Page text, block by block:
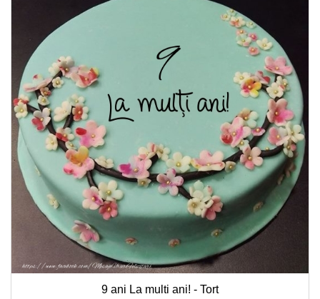
9 ani La multi ani! - Tort